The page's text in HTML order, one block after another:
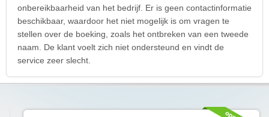
onbereikbaarheid van het bedrijf. Er is geen contactinformatie
beschikbaar, waardoor het niet mogelijk is om vragen te
stellen over de boeking, zoals het ontbreken van een tweede
naam. De klant voelt zich niet ondersteund en vindt de
service zeer slecht.